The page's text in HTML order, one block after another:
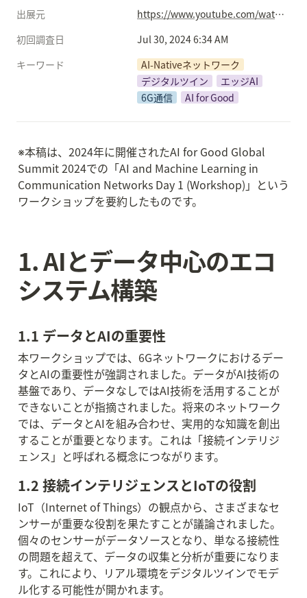
出展元
https://www.youtube.com/watch?v=SxhvvX0gurw
初回調査日
Jul 30, 2024 6:34 AM
キーワード
AI-Nativeネットワーク
デジタルツイン
エッジAI
6G通信
AI for Good
※本稿は、2024年に開催されたAI for Good Global
Summit 2024での「AI and Machine Learning in
Communication Networks Day 1 (Workshop)」という
ワークショップを要約したものです。
1. AIとデータ中心のエコ
システム構築
1.1 データとAIの重要性
本ワークショップでは、6Gネットワークにおけるデー
タとAIの重要性が強調されました。データがAI技術の
基盤であり、データなしではAI技術を活用することが
できないことが指摘されました。将来のネットワーク
では、データとAIを組み合わせ、実用的な知識を創出
することが重要となります。これは「接続インテリジ
ェンス」と呼ばれる概念につながります。
1.2 接続インテリジェンスとIoTの役割
IoT（Internet of Things）の観点から、さまざまなセ
ンサーが重要な役割を果たすことが議論されました。
個々のセンサーがデータソースとなり、単なる接続性
の問題を超えて、データの収集と分析が重要になりま
す。これにより、リアル環境をデジタルツインでモデ
ル化する可能性が開かれます。